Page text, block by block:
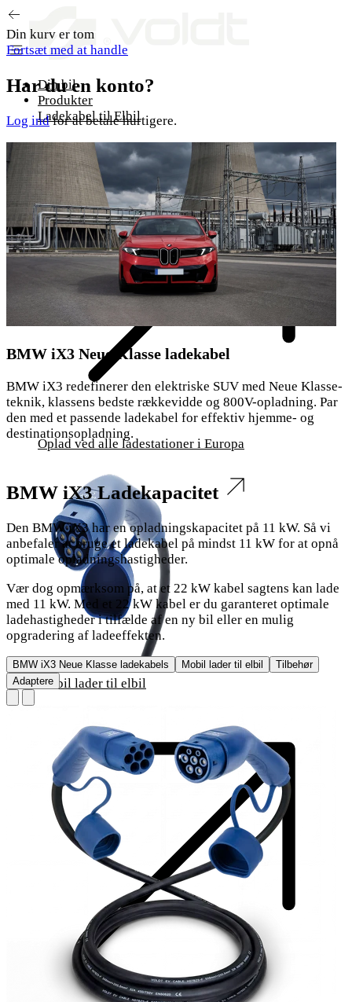
Gå til indhold
Din bil
Produkter
Ladekabel til Elbil
Oplad ved alle ladestationer i Europa
Mobil lader til elbil
Din kurv er tom
Fortsæt med at handle
Har du en konto?
Log indfor at betale hurtigere.
BMW iX3 Neue Klasse ladekabel
BMW iX3 redefinerer den elektriske SUV med Neue Klasse-
teknik, klassens bedste rækkevidde og 800V-opladning. Par
den med et passende ladekabel for effektiv hjemme- og
destinationsopladning.
BMW iX3 Ladekapacitet
Den BMW iX3 har en opladningskapacitet på 11 kW. Så vi
anbefaler at bruge et ladekabel på mindst 11 kW for at opnå
optimale opladningshastigheder.
Vær dog opmærksom på, at et 22 kW kabel sagtens kan lade
med 11 kW. Med et 22 kW kabel er du garanteret optimale
ladehastigheder i tilfælde af en ny bil eller en mulig
opgradering af ladeeffekten.
BMW iX3 Neue Klasse ladekabels Mobil lader til elbil
Tilbehør
Adaptere